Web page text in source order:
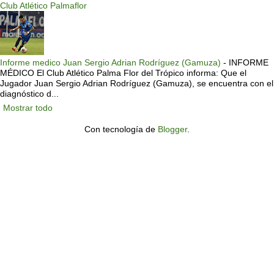
Club Atlético Palmaflor
Informe medico Juan Sergio Adrian Rodríguez (Gamuza) - INFORME
MÉDICO El Club Atlético Palma Flor del Trópico informa: Que el
Jugador Juan Sergio Adrian Rodríguez (Gamuza), se encuentra con el
diagnóstico d...
Mostrar todo
Con tecnología de Blogger.